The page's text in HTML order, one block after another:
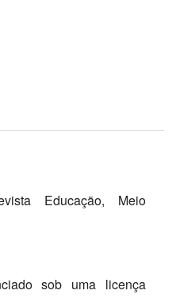
Educação, Meio
sob uma licença